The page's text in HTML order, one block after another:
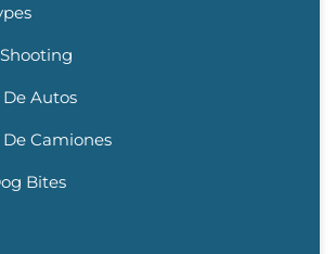
Autos
Camiones
Bites